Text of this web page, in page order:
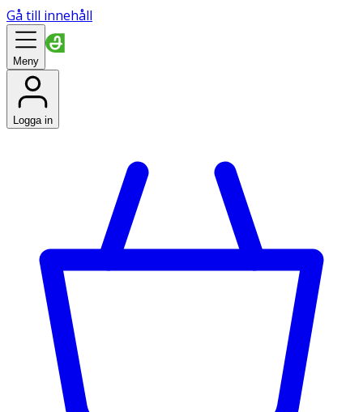
Gå till innehåll
Meny
Logga in